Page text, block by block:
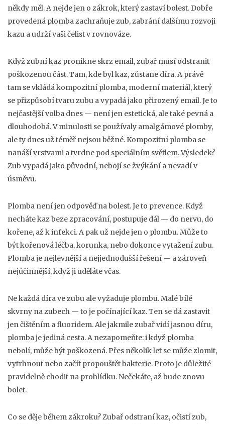
někdy měl. A nejde jen o zákrok, který zastaví bolest. Dobře
provedená plomba zachraňuje zub, zabrání dalšímu rozvoji
kazu a udrží vaši čelist v rovnováze.
Když zubní kaz pronikne skrz email, zubař musí odstranit
poškozenou část. Tam, kde byl kaz, zůstane díra. A právě
tam se vkládákompozitní plomba, moderní materiál, který
se přizpůsobí tvaru zubu a vypadá jako přirozený email.Je to
nejčastější volba dnes — není jen estetická, ale také pevná a
dlouhodobá. V minulosti se používaly amalgámové plomby,
ale ty dnes už téměř nejsou běžné. Kompozitní plomba se
nanáší vrstvami a tvrdne pod speciálním světlem. Výsledek?
Zub vypadá jako původní, nebojí se žvýkání a nevadí v
úsměvu.
Plomba není jen odpověď na bolest. Je to prevence. Když
necháte kaz beze zpracování, postupuje dál — do nervu, do
kořene, až k infekci. A pak už nejde jen o plombu. Může to
být kořenová léčba, korunka, nebo dokonce vytažení zubu.
Plomba je nejlevnější a nejjednodušší řešení — a zároveň
nejúčinnější, když ji uděláte včas.
Ne každá díra ve zubu ale vyžaduje plombu. Malé bílé
skvrny na zubech — to je počínající kaz. Ten se dá zastavit
jen čištěním a fluoridem. Ale jakmile zubař vidí jasnou díru,
plomba je jediná cesta. A nezapomeňte: i když plomba
nebolí, může být poškozená. Přes několik let se může zlomit,
vytrhnout nebo začít propouštět bakterie. Proto je důležité
pravidelně chodit na prohlídku. Nečekáte, až bude znovu
bolet.
Co se děje během zákroku? Zubař odstraní kaz, očistí zub,